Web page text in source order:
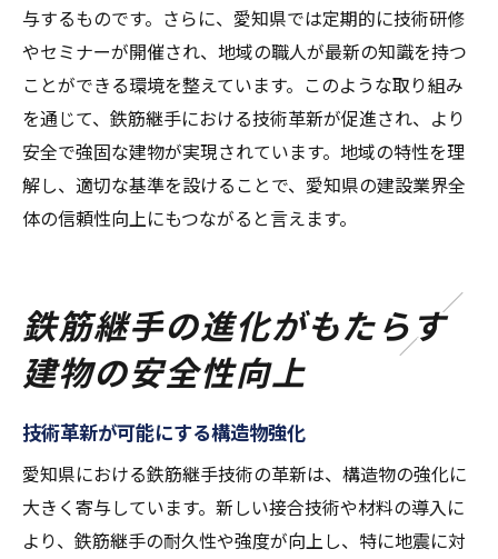
与するものです。さらに、愛知県では定期的に技術研修
やセミナーが開催され、地域の職人が最新の知識を持つ
ことができる環境を整えています。このような取り組み
を通じて、鉄筋継手における技術革新が促進され、より
安全で強固な建物が実現されています。地域の特性を理
解し、適切な基準を設けることで、愛知県の建設業界全
体の信頼性向上にもつながると言えます。
鉄筋継手の進化がもたらす
建物の安全性向上
技術革新が可能にする構造物強化
愛知県における鉄筋継手技術の革新は、構造物の強化に
大きく寄与しています。新しい接合技術や材料の導入に
より、鉄筋継手の耐久性や強度が向上し、特に地震に対